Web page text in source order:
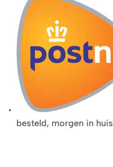
besteld, morgen in huis